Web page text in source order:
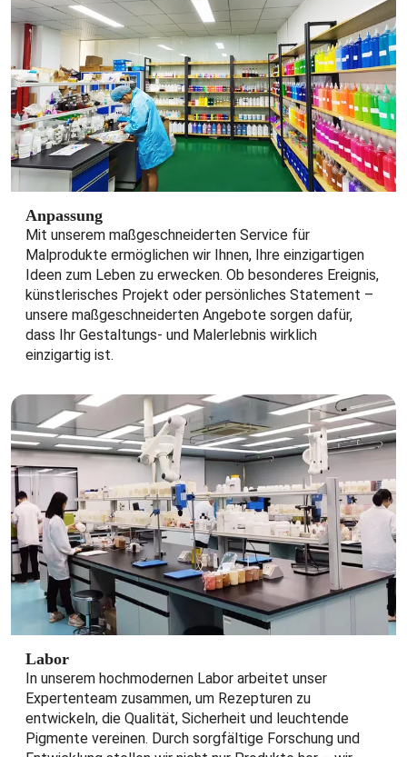
Anpassung
Mit unserem maßgeschneiderten Service für
Malprodukte ermöglichen wir Ihnen, Ihre einzigartigen
Ideen zum Leben zu erwecken. Ob besonderes Ereignis,
künstlerisches Projekt oder persönliches Statement – ​​
unsere maßgeschneiderten Angebote sorgen dafür,
dass Ihr Gestaltungs- und Malerlebnis wirklich
einzigartig ist.
Labor
In unserem hochmodernen Labor arbeitet unser
Expertenteam zusammen, um Rezepturen zu
entwickeln, die Qualität, Sicherheit und leuchtende
Pigmente vereinen. Durch sorgfältige Forschung und